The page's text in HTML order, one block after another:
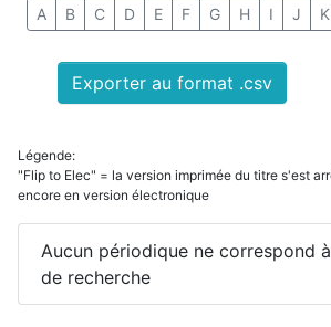
A B C D E F G H I J K
Exporter au format .csv
Légende:
"Flip to Elec" = la version imprimée du titre s'est
encore en version électronique
Aucun périodique ne correspond
de recherche